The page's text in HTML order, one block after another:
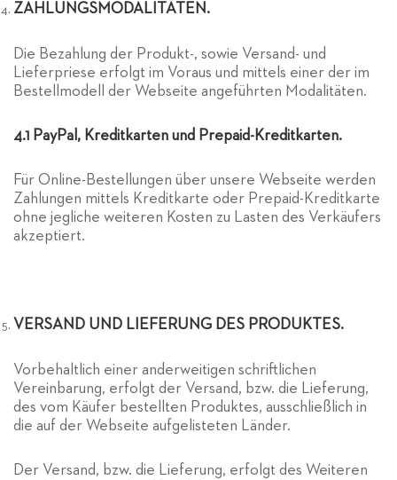
ZAHLUNGSMODALITÄTEN.
Die Bezahlung der Produkt-, sowie Versand- und
Lieferpriese erfolgt im Voraus und mittels einer der im
Bestellmodell der Webseite angeführten Modalitäten.
4.1 PayPal, Kreditkarten und Prepaid-Kreditkarten.
Für Online-Bestellungen über unsere Webseite werden
Zahlungen mittels Kreditkarte oder Prepaid-Kreditkarte
ohne jegliche weiteren Kosten zu Lasten des Verkäufers
akzeptiert.
VERSAND UND LIEFERUNG DES PRODUKTES.
Vorbehaltlich einer anderweitigen schriftlichen
Vereinbarung, erfolgt der Versand, bzw. die Lieferung,
des vom Käufer bestellten Produktes, ausschließlich in
die auf der Webseite aufgelisteten Länder.
Der Versand, bzw. die Lieferung, erfolgt des Weiteren